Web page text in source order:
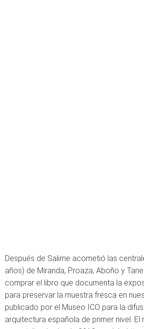
Después de Salime acometió las
años) de Miranda, Proaza, Aboño y
comprar el libro que documenta la
para preservar la muestra fresca en
publicado por el Museo ICO para la
arquitectura española de primer nivel. El